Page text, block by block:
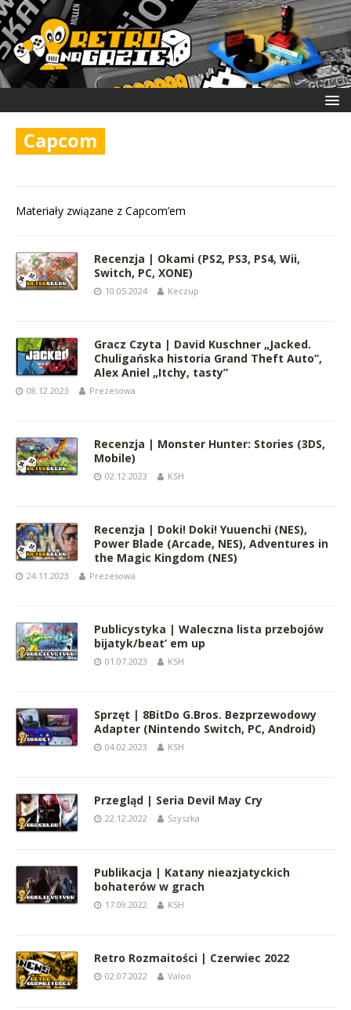
Capcom
Materiały związane z Capcom’em
Recenzja | Okami (PS2, PS3, PS4, Wii,
Switch, PC, XONE)
10.05.2024 Keczup
Gracz Czyta | David Kuschner „Jacked.
Chuligańska historia Grand Theft Auto”,
Alex Aniel „Itchy, tasty”
08.12.2023 Prezesowa
Recenzja | Monster Hunter: Stories (3DS,
Mobile)
02.12.2023 KSH
Recenzja | Doki! Doki! Yuuenchi (NES),
Power Blade (Arcade, NES), Adventures in
the Magic Kingdom (NES)
24.11.2023 Prezesowa
Publicystyka | Waleczna lista przebojów
bijatyk/beat’ em up
01.07.2023 KSH
Sprzęt | 8BitDo G.Bros. Bezprzewodowy
Adapter (Nintendo Switch, PC, Android)
04.02.2023 KSH
Przegląd | Seria Devil May Cry
22.12.2022 Szyszka
Publikacja | Katany nieazjatyckich
bohaterów w grach
17.09.2022 KSH
Retro Rozmaitości | Czerwiec 2022
02.07.2022 Valoo